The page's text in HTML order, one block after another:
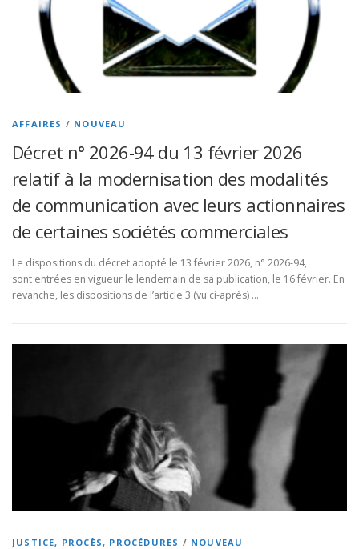
AFFAIRES / NOUVEAU
Décret n° 2026-94 du 13 février 2026
relatif à la modernisation des modalités
de communication avec leurs actionnaires
de certaines sociétés commerciales
Le dispositions du décret adopté le 13 février 2026, n° 2026-94,
sont entrées en vigueur le lendemain de sa publication, le 16 février. En
revanche, les dispositions de l’article 3 (vu ci-après) …
JUSTICE, PROCÈS, PROCÉDURES / NOUVEAU